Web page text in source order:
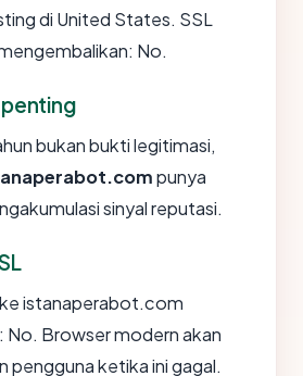
di United States. SSL
No.
penting
bukan bukti legitimasi,
punya
sinyal reputasi.
istanaperabot.com
No. Browser modern akan
pengguna ketika ini gagal.